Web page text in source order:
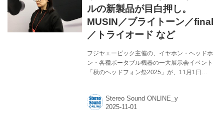
地）やバンド部の金属素材が変更されているほ
か、音...
ルの新製品が目白押し。
MUSIN／ブライトーン／final
／トライオード など
フジヤエービック主催の、イヤホン・ヘッドホ
ン・各種ポータブル機器の一大展示会イベント
「秋のヘッドフォン祭2025」が、11月1日
6Fの2フロアをフルに使ってのイベントとな
り、大盛況、ここしばらくは新製品も大人しか
Stereo Sound ONLINE_y